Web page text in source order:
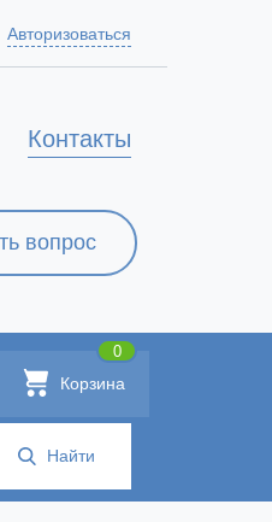
Авторизоваться
Контакты
вопрос
Корзина
0